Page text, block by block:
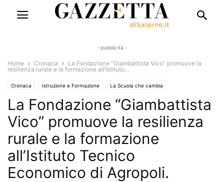
- pubblicità -
Home Cronaca
La Fondazione “Giambattista Vico” promuove la
resilienza rurale e la formazione all’Istituto...
Cronaca Istruzione e Formazione La Scuola che cambia
La Fondazione “Giambattista
Vico” promuove la resilienza
rurale e la formazione
all’Istituto Tecnico
Economico di Agropoli.